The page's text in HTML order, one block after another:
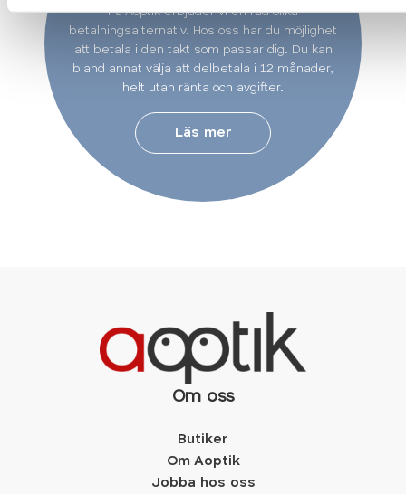
På Aoptik erbjuder vi en rad olika
betalningsalternativ. Hos oss har du möjlighet
att betala i den takt som passar dig. Du kan
bland annat välja att delbetala i 12 månader,
helt utan ränta och avgifter.
Läs mer
Om oss
Butiker
Om Aoptik
Jobba hos oss